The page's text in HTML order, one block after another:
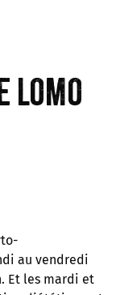
lomo
au vendredi
Et les mardi et